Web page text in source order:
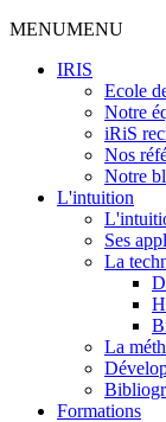
MENUMENU
IRIS
Ecole
Notre
iRiS
Nos
Notre
L'intuition
Ses
La
La
Formations